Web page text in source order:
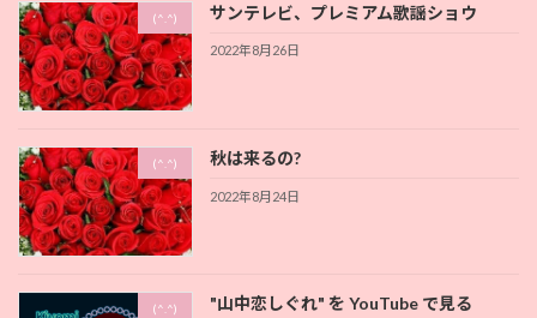
(^.^) サンテレビ、プレミアム歌謡ショウ
2022年8月26日
(^.^) 秋は来るの?
2022年8月24日
(^.^) "山中恋しぐれ" を YouTube で見る